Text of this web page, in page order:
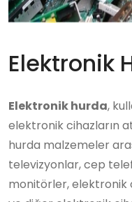
Elektronik
Elektronik hurda,
elektronik cihazların
hurda malzemeler
televizyonlar, cep
monitörler, elektronik